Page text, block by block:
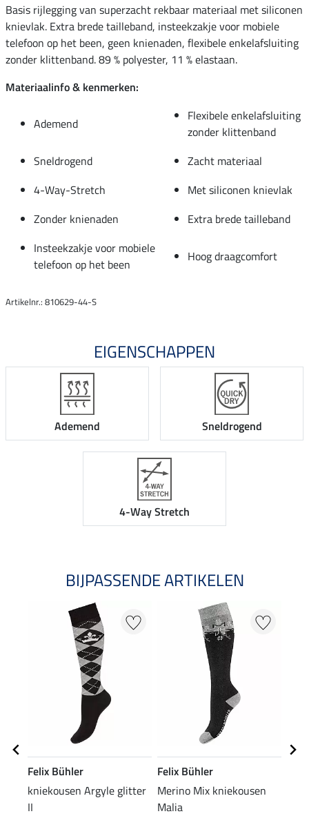
Basis rijlegging van superzacht rekbaar materiaal met siliconen
knievlak. Extra brede tailleband, insteekzakje voor mobiele
telefoon op het been, geen knienaden, flexibele enkelafsluiting
zonder klittenband. 89 % polyester, 11 % elastaan.
Materiaalinfo & kenmerken:
Ademend
Flexibele enkelafsluiting
zonder klittenband
Sneldrogend
Zacht materiaal
4-Way-Stretch
Met siliconen knievlak
Zonder knienaden
Extra brede tailleband
Insteekzakje voor mobiele
telefoon op het been
Hoog draagcomfort
Artikelnr.: 810629-44-S
EIGENSCHAPPEN
Ademend Sneldrogend
4-Way Stretch
BIJPASSENDE ARTIKELEN
Felix Bühler
kniekousen Argyle glitter
II
Felix Bühler
Merino Mix kniekousen
Malia